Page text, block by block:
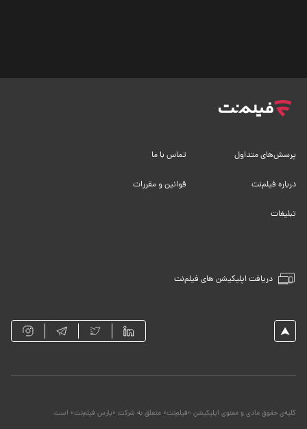
دریافت اپلیکیشن های فیلم‌نت
پرسش‌های متداول تماس با ما
درباره فیلم‌نت قوانین و مقررات
تبلیغات
کلیه‌ی حقوق مادی و معنوی اپلیکیشن «فیلم‌نت» متعلق به شرکت «پارس فیلم‌نت» است.